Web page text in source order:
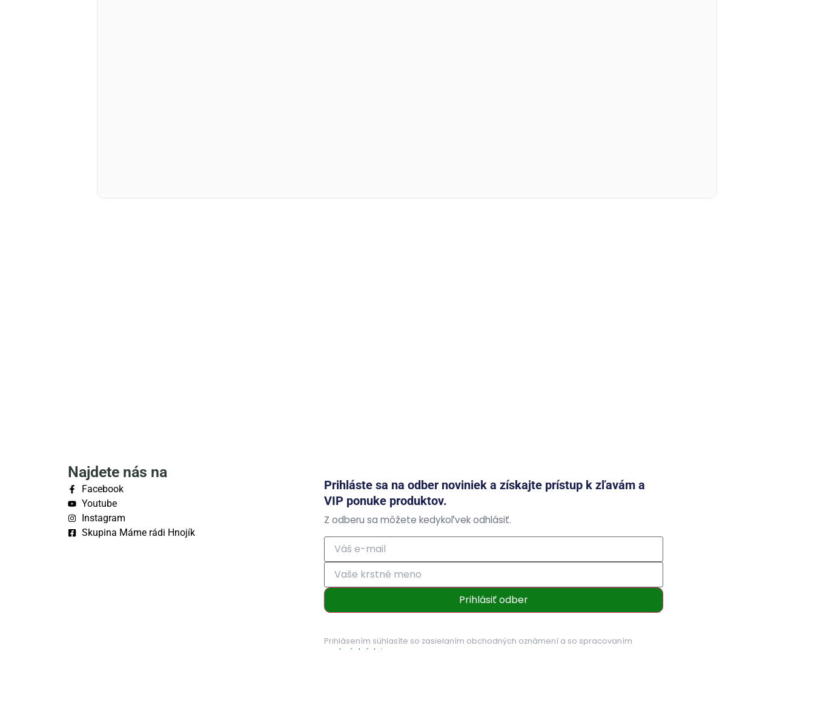
Najdete nás na
Facebook
Youtube
Instagram
Skupina Máme rádi Hnojík
Prihláste sa na odber noviniek a získajte prístup k zľavám a
VIP ponuke produktov.
Z odberu sa môžete kedykoľvek odhlásiť.
Prihlásiť odber
Prihlásením súhlasíte so zasielaním obchodných oznámení a so spracovaním
osobných údajov